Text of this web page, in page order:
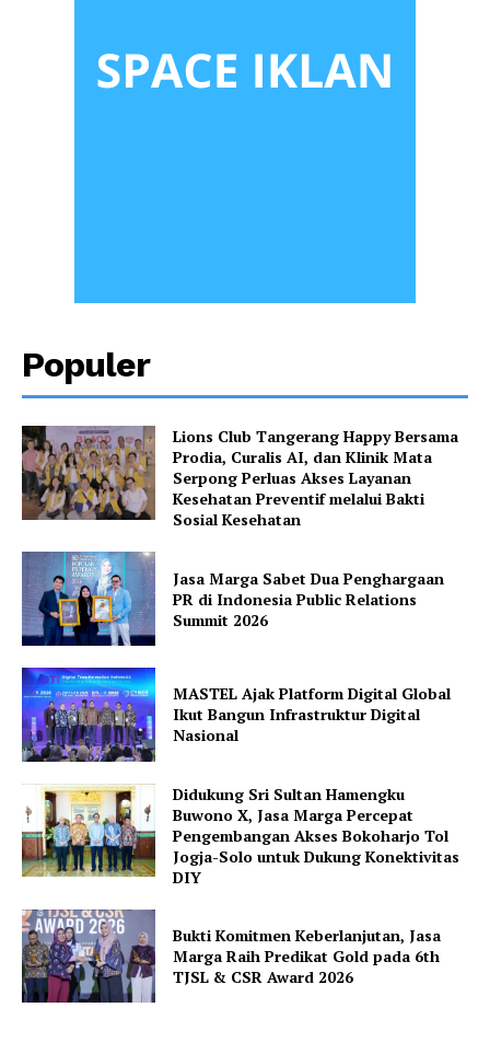
Populer
Lions Club Tangerang Happy Bersama
Prodia, Curalis AI, dan Klinik Mata
Serpong Perluas Akses Layanan
Kesehatan Preventif melalui Bakti
Sosial Kesehatan
Jasa Marga Sabet Dua Penghargaan
PR di Indonesia Public Relations
Summit 2026
MASTEL Ajak Platform Digital Global
Ikut Bangun Infrastruktur Digital
Nasional
Didukung Sri Sultan Hamengku
Buwono X, Jasa Marga Percepat
Pengembangan Akses Bokoharjo Tol
Jogja-Solo untuk Dukung Konektivitas
DIY
Bukti Komitmen Keberlanjutan, Jasa
Marga Raih Predikat Gold pada 6th
TJSL & CSR Award 2026